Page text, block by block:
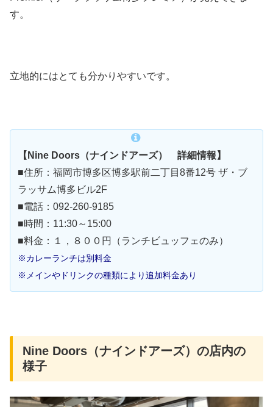
す。
立地的にはとても分かりやすいです。
【Nine Doors（ナインドアーズ） 詳細情報】
■住所：福岡市博多区博多駅前二丁目8番12号 ザ・ブ
ラッサム博多ビル2F
■電話：092-260-9185
■時間：11:30～15:00
■料金：１，８００円（ランチビュッフェのみ）
※カレーランチは別料金
※メインやドリンクの種類により追加料金あり
Nine Doors（ナインドアーズ）の店内の
様子